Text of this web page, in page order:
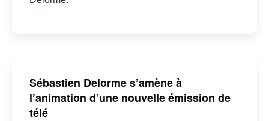
Sébastien Delorme s’amène à
l’animation d’une nouvelle émission de
télé